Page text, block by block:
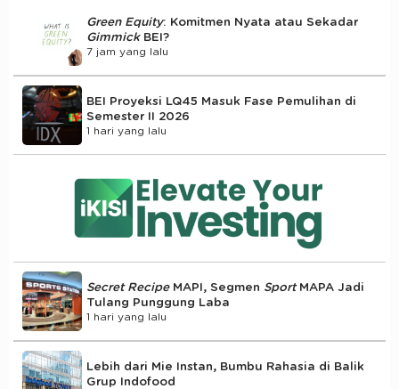
Green Equity: Komitmen Nyata atau Sekadar
Gimmick BEI?
7 jam yang lalu
BEI Proyeksi LQ45 Masuk Fase Pemulihan di
Semester II 2026
1 hari yang lalu
Secret RecipeMAPI, Segmen Sport MAPA Jadi
Tulang Punggung Laba
1 hari yang lalu
Lebih dari Mie Instan, Bumbu Rahasia di Balik
Grup Indofood